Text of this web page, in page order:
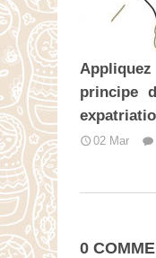
principe
02 Mar
0